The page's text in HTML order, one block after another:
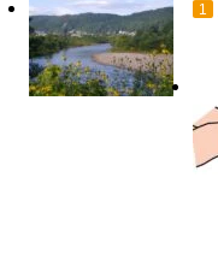
1